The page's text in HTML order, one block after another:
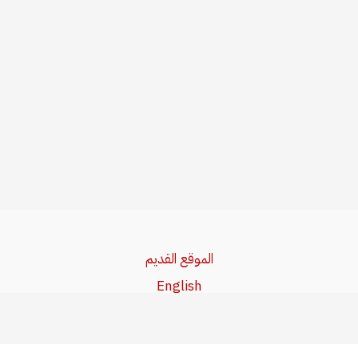
الموقع القديم
English